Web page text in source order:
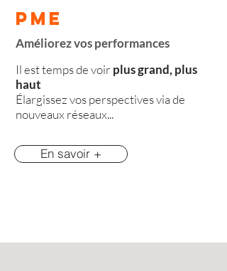
PME
Améliorez vos performances
Il est temps de voirplus grand, plus
haut
Élargissez vos perspectives via de
nouveaux réseaux...
En savoir +